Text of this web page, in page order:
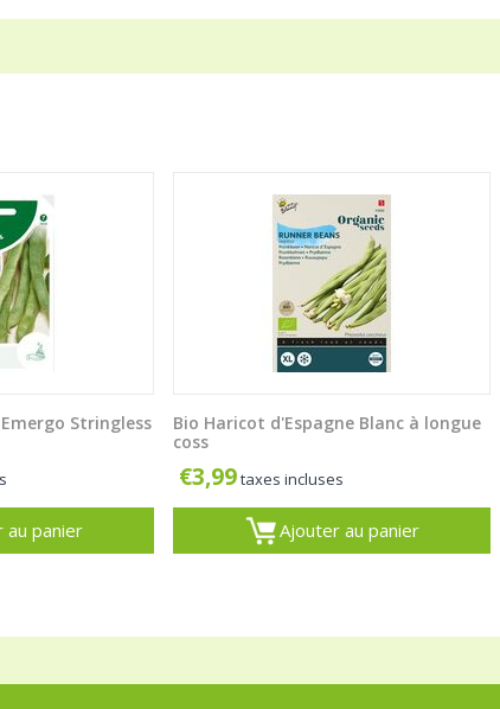
Stringless
au panier
Bio Haricot d'Espagne Blanc à longue
coss
€3,99taxes incluses
Ajouter au panier